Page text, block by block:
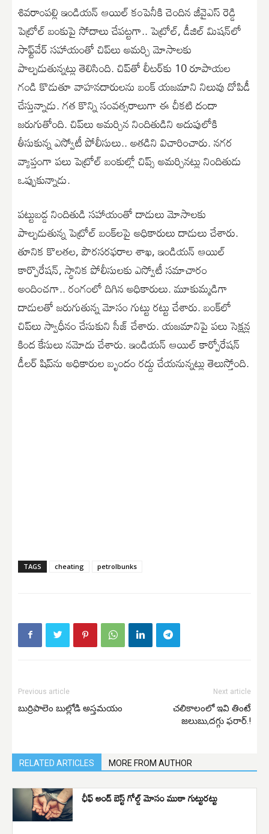
శివరాంపల్లి ఇండియన్ ఆయిల్ కంపెనీకి చెందిన జీవైఎస్ రెడ్డి
పెట్రోల్ బంకుపై సోదాలు చేపట్టగా.. పెట్రోల్, డీజిల్ మిషన్‌లో
సాఫ్ట్‌వేర్ సహాయంతో చిప్‌లు అమర్చి మోసాలకు
పాల్పడుతున్నట్లు తెలిసింది. చిప్‌తో లీటర్‌కు 10 రూపాయల
గండి కొడుతూ వాహనదారులను బంక్ యజమాని నిలువు దోపిడీ
చేస్తున్నాడు. గత కొన్ని సంవత్సరాలుగా ఈ చీకటి దందా
జరుగుతోంది. చిప్‌లు అమర్చిన నిందితుడిని అదుపులోకి
తీసుకున్న ఎస్వోటీ పోలీసులు.. అతడిని విచారించారు. నగర
వ్యాప్తంగా పలు పెట్రోల్ బంకుల్లో చిప్స్ అమర్చినట్లు నిందితుడు
ఒప్పుకున్నాడు.
పట్టుబడ్డ నిందితుడి సహాయంతో దాడులు మోసాలకు
పాల్పడుతున్న పెట్రోల్ బంక్‌లపై అధికారులు దాడులు చేశారు.
తూనిక కొలతల, పౌరసరఫరాల శాఖ, ఇండియన్ ఆయిల్
కార్పొరేషన్, స్థానిక పోలీసులకు ఎస్వోటీ సమాచారం
అందించగా.. రంగంలో దిగిన అధికారులు. మూకుమ్మడిగా
దాడులతో జరుగుతున్న మోసం గుట్టు రట్టు చేశారు. బంక్‌లో
చిప్‌లు స్వాధీనం చేసుకుని సీజ్ చేశారు. యజమానిపై పలు సెక్షన్ల
కింద కేసులు నమోదు చేశారు. ఇండియన్ ఆయిల్ కార్పోరేషన్
డీలర్‌ షిప్‌ను అధికారుల బృందం రద్దు చేయనున్నట్లు తెలుస్తోంది.
TAGS cheating petrolbunks
Previous article
బుర్రిపాలెం బుల్లోడి అస్తమయం
Next article
చలికాలంలో ఇవి తింటే
జలుబు,దగ్గు ఫరార్.!
RELATED ARTICLES MORE FROM AUTHOR
ఛీఫ్ అండ్ బెస్ట్ గోల్డ్ మోసం ముఠా గుట్టురట్టు